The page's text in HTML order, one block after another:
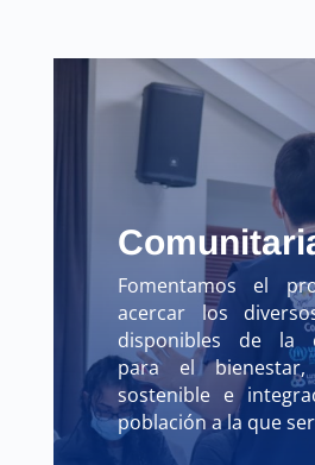
Fomentamos el
acercar los
disponibles de la
para el bienestar,
sostenible e
población a la que